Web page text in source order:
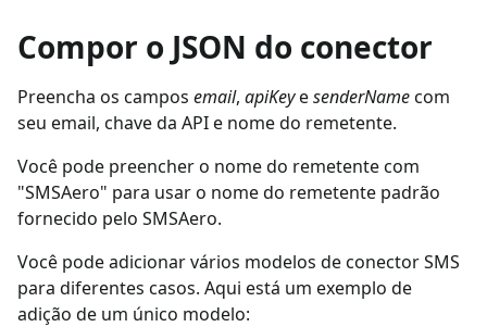
Compor o JSON do conector
Preencha os campos email, apiKeyesenderNamecom
seu email, chave da API e nome do remetente.
Você pode preencher o nome do remetente com
"SMSAero" para usar o nome do remetente padrão
fornecido pelo SMSAero.
Você pode adicionar vários modelos de conector SMS
para diferentes casos. Aqui está um exemplo de
adição de um único modelo: